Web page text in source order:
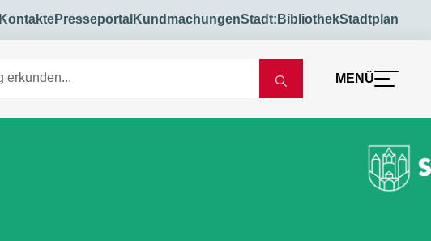
KontaktePresseportal KundmachungenStadt:BibliothekStadtplan
MENÜ